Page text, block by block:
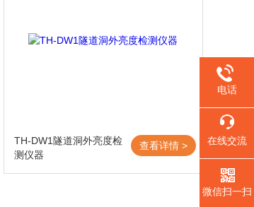
TH-DW1隧道洞外亮度检
测仪器
查看详情 >
电话
在线交流
微信扫一扫